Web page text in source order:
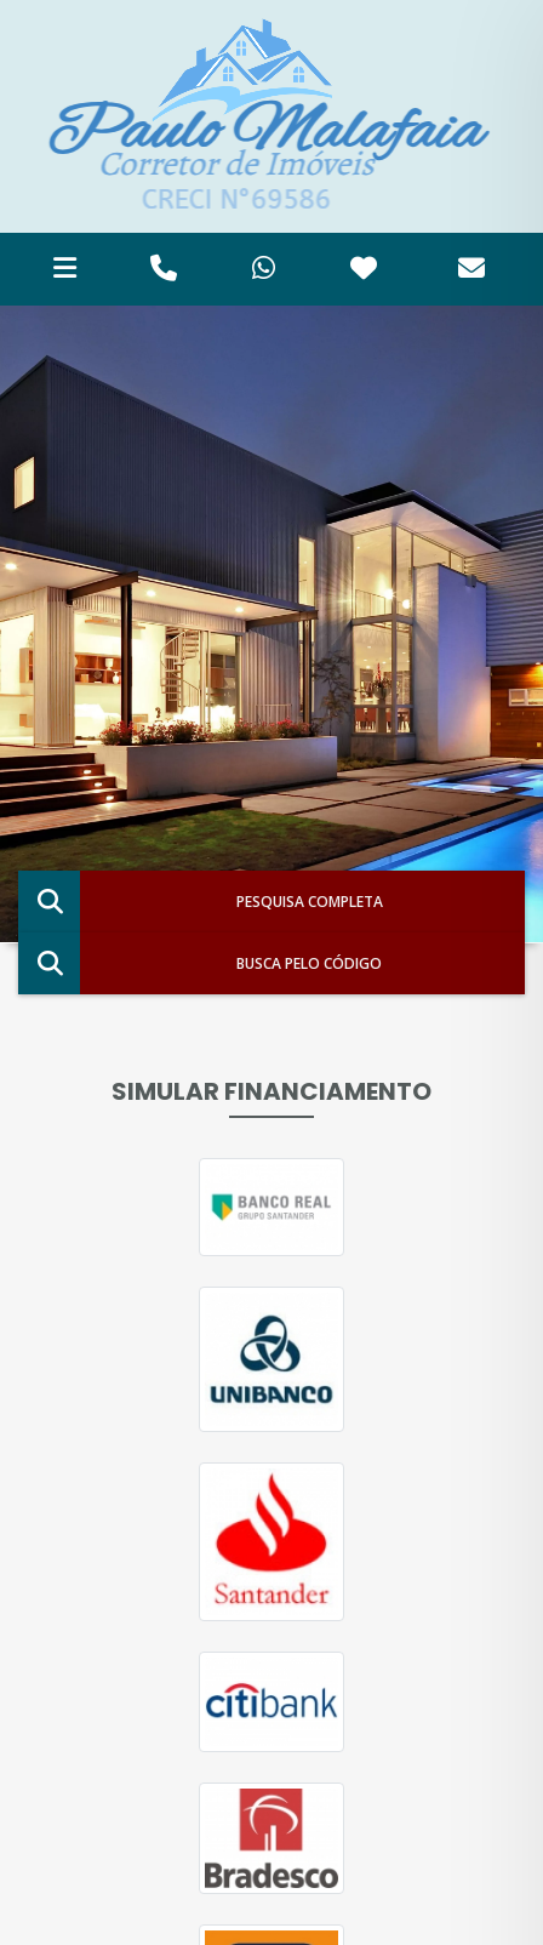
PESQUISA COMPLETA
BUSCA PELO CÓDIGO
SIMULAR FINANCIAMENTO